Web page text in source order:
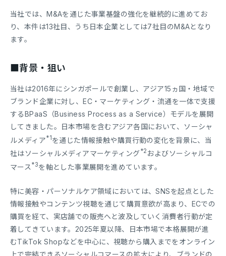
当社では、M&Aを通じた事業基盤の強化を継続的に進めてお
り、本件は13社目、うち日本企業としては7社目のM&Aとなり
ます。
■背景・狙い
当社は2016年にシンガポールで創業し、アジア15ヵ国・地域で
ブランド企業に対し、EC・マーケティング・流通を一体で支援
するBPaaS（Business Process as a Service）モデルを展開
してきました。日本市場を含むアジア各国において、ソーシャ
ルメディア*1を通じた情報接触や購買行動の変化を背景に、当
社はソーシャルメディアマーケティング*2 およびソーシャルコ
マース *3を軸とした事業展開を進めています。
特に美容・パーソナルケア領域においては、SNSを起点とした
情報接触やコンテンツ視聴を通じて購買意欲が高まり、ECでの
購買を経て、実店舗での販売へと波及していく消費者行動が定
着してきています。2025年夏以降、日本市場で本格展開が進
むTikTok Shopなどを中心に、視聴から購入までをオンライン